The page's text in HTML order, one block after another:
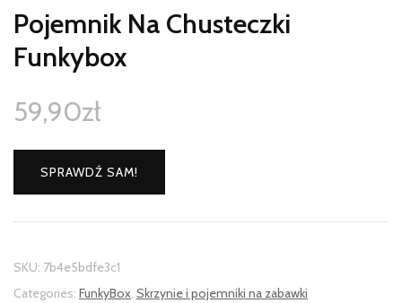
Pojemnik Na Chusteczki
Funkybox
59,90zł
SPRAWDŹ SAM!
SKU: 7b4e5bdfe3c1
Categories: FunkyBox, Skrzynie i pojemniki na zabawki